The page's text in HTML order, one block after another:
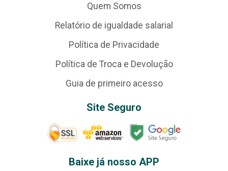
Quem Somos
Relatório de igualdade salarial
Política de Privacidade
Política de Troca e Devolução
Guia de primeiro acesso
Site Seguro
Baixe já nosso APP